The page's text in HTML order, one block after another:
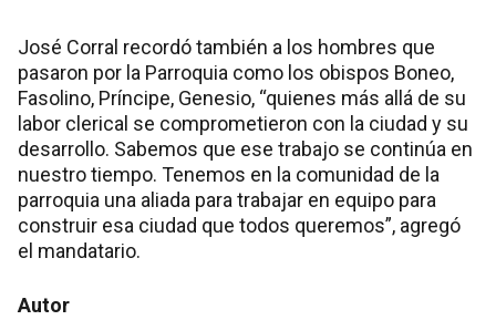
José Corral recordó también a los hombres que
pasaron por la Parroquia como los obispos Boneo,
Fasolino, Príncipe, Genesio, “quienes más allá de su
labor clerical se comprometieron con la ciudad y su
desarrollo. Sabemos que ese trabajo se continúa en
nuestro tiempo. Tenemos en la comunidad de la
parroquia una aliada para trabajar en equipo para
construir esa ciudad que todos queremos”, agregó
el mandatario.
Autor